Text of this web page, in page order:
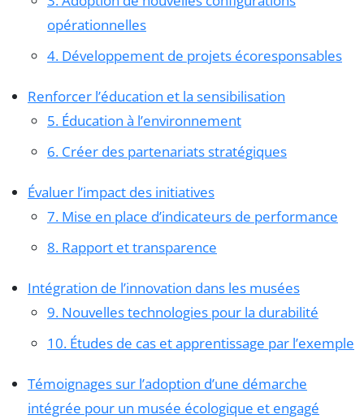
opérationnelles
4. Développement de projets écoresponsables
Renforcer l’éducation et la sensibilisation
5. Éducation à l’environnement
6. Créer des partenariats stratégiques
Évaluer l’impact des initiatives
7. Mise en place d’indicateurs de performance
8. Rapport et transparence
Intégration de l’innovation dans les musées
9. Nouvelles technologies pour la durabilité
10. Études de cas et apprentissage par l’exemple
Témoignages sur l’adoption d’une démarche
intégrée pour un musée écologique et engagé